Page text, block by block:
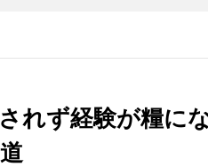
れず経験が糧に